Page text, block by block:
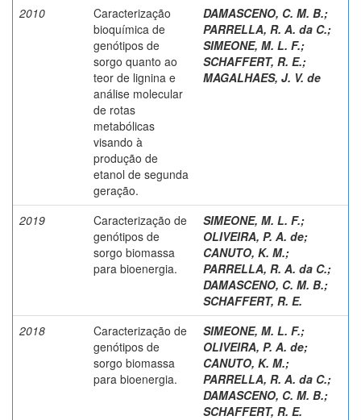
2010
Caracterização
bioquímica de
genótipos de
sorgo quanto ao
teor de lignina e
análise molecular
de rotas
metabólicas
visando à
produção de
etanol de segunda
geração.
DAMASCENO, C. M. B.;
PARRELLA, R. A. da C.;
SIMEONE, M. L. F.;
SCHAFFERT, R. E.;
MAGALHAES, J. V. de
2019
Caracterização de
genótipos de
sorgo biomassa
para bioenergia.
SIMEONE, M. L. F.;
OLIVEIRA, P. A. de;
CANUTO, K. M.;
PARRELLA, R. A. da C.;
DAMASCENO, C. M. B.;
SCHAFFERT, R. E.
2018
Caracterização de
genótipos de
sorgo biomassa
para bioenergia.
SIMEONE, M. L. F.;
OLIVEIRA, P. A. de;
CANUTO, K. M.;
PARRELLA, R. A. da C.;
DAMASCENO, C. M. B.;
SCHAFFERT, R. E.